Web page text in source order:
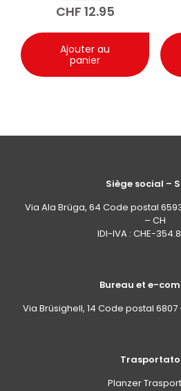
CHF 12.95
Ajouter au
panier
Siège social –
Via Ala Brüga, 64 Code postal
– CH
IDI-IVA : CHE-
Bureau et e-
Via Brüsighell, 14 Code postal
Planzer